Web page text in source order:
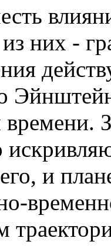
них -
времени.
и